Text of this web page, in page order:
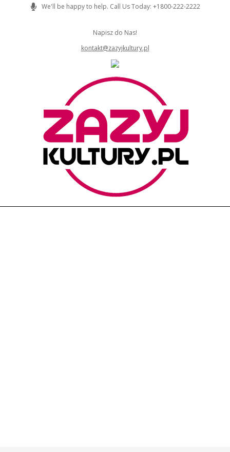
We'll be happy to help. Call Us Today: +1800-222-2222
Napisz do Nas!
kontakt@zazyjkultury.pl
ZAZYJKULTURY